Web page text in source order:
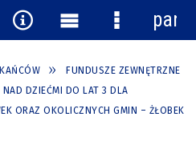
FUNDUSZE ZEWNĘTRZNE
NAD DZIEĆMI DO LAT 3 DLA
ORAZ OKOLICZNYCH GMIN – ŻŁOBEK
Narzędzia
Menu
główne
Menu
panel